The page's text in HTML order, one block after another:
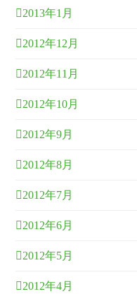
2013年1月
2012年12月
2012年11月
2012年10月
2012年9月
2012年8月
2012年7月
2012年6月
2012年5月
2012年4月